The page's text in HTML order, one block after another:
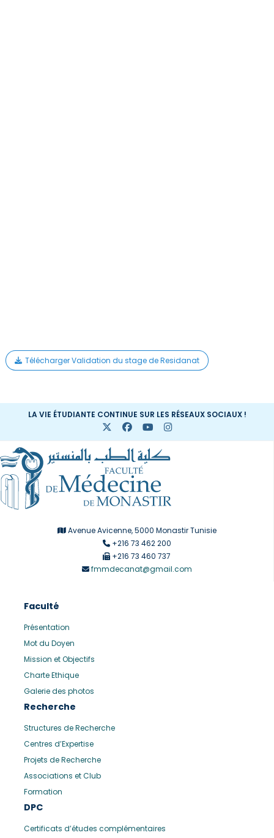
Télécharger Validation du stage de Residanat
LA VIE ÉTUDIANTE CONTINUE SUR LES RÉSEAUX SOCIAUX !
Avenue Avicenne, 5000 Monastir Tunisie
+216 73 462 200
+216 73 460 737
fmmdecanat@gmail.com
Faculté
Présentation
Mot du Doyen
Mission et Objectifs
Charte Ethique
Galerie des photos
Recherche
Structures de Recherche
Centres d’Expertise
Projets de Recherche
Associations et Club
Formation
DPC
Certificats d’études complémentaires